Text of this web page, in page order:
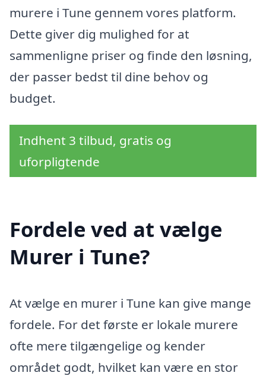
murere i Tune gennem vores platform.
Dette giver dig mulighed for at
sammenligne priser og finde den løsning,
der passer bedst til dine behov og
budget.
Indhent 3 tilbud, gratis og
uforpligtende
Fordele ved at vælge
Murer i Tune?
At vælge en murer i Tune kan give mange
fordele. For det første er lokale murere
ofte mere tilgængelige og kender
området godt, hvilket kan være en stor